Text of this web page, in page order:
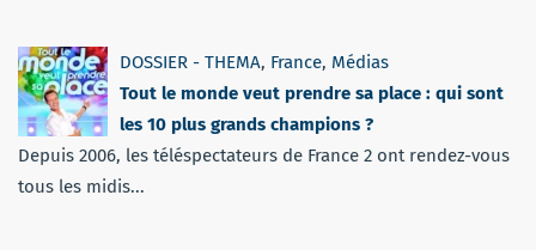
DOSSIER - THEMA, France, Médias
Tout le monde veut prendre sa place : qui sont
les 10 plus grands champions ?
Depuis 2006, les téléspectateurs de France 2 ont rendez-vous
tous les midis...